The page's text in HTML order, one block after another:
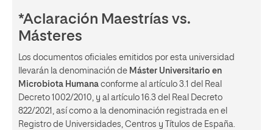
*Aclaración Maestrías vs.
Másteres
Los documentos oficiales emitidos por esta universidad
llevarán la denominación de Máster Universitario en
Microbiota Humana conforme al artículo 3.1 del Real
Decreto 1002/2010, y al artículo 16.3 del Real Decreto
822/2021, así como a la denominación registrada en el
Registro de Universidades, Centros y Títulos de España.